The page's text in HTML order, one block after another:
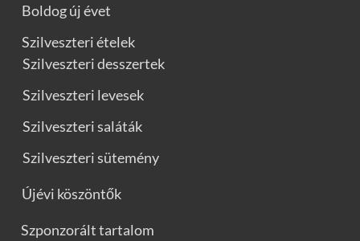
Boldog új évet
Szilveszteri ételek
Szilveszteri desszertek
Szilveszteri levesek
Szilveszteri saláták
Szilveszteri sütemény
Újévi köszöntők
Szponzorált tartalom